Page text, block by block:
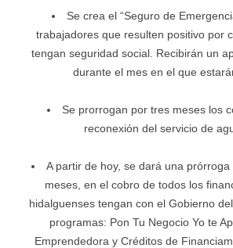
Se crea el “Seguro de
trabajadores que resulten positivo por
tengan seguridad social. Recibirán un
durante el mes en el que
Se prorrogan por tres meses los
reconexión del servicio de
A partir de hoy, se dará una
meses, en el cobro de todos los
hidalguenses tengan con el Gobierno
programas: Pon Tu Negocio Yo te
Emprendedora y Créditos de